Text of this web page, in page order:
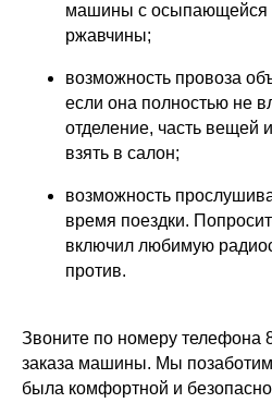
машины с осыпающейся
ржавчины;
возможность провоза
если она полностью не
отделение, часть вещей
взять в салон;
возможность
время поездки.
включил любимую
против.
Звоните по номеру телефона
заказа машины. Мы
была комфортной и